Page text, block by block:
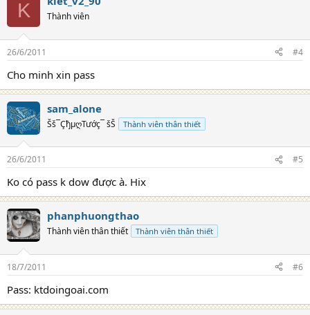
K Thành viên
26/6/2011 #4
Cho minh xin pass
sam_alone
Šš¯ÇђµღTướç¯ šŠ Thành viên thân thiết
26/6/2011 #5
Ko có pass k dow được à. Hix
phanphuongthao
Thành viên thân thiết Thành viên thân thiết
18/7/2011 #6
Pass: ktdoingoai.com